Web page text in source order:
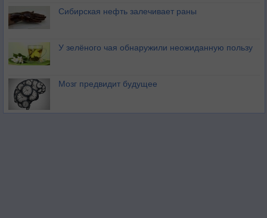
Сибирская нефть залечивает раны
У зелёного чая обнаружили неожиданную пользу
Мозг предвидит будущее